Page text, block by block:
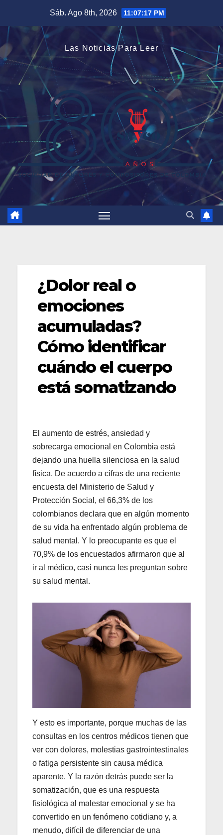
contenido
Sáb. Ago 8th, 2026 11:07:18 PM
Las Noticias Para Leer
¿Dolor real o
emociones
acumuladas?
Cómo identificar
cuándo el cuerpo
está somatizando
El aumento de estrés, ansiedad y
sobrecarga emocional en Colombia está
dejando una huella silenciosa en la salud
física. De acuerdo a cifras de una reciente
encuesta del Ministerio de Salud y
Protección Social, el 66,3% de los
colombianos declara que en algún momento
de su vida ha enfrentado algún problema de
salud mental. Y lo preocupante es que el
70,9% de los encuestados afirmaron que al
ir al médico, casi nunca les preguntan sobre
su salud mental.
Y esto es importante, porque muchas de las
consultas en los centros médicos tienen que
ver con dolores, molestias gastrointestinales
o fatiga persistente sin causa médica
aparente. Y la razón detrás puede ser la
somatización, que es una respuesta
fisiológica al malestar emocional y se ha
convertido en un fenómeno cotidiano y, a
menudo, difícil de diferenciar de una